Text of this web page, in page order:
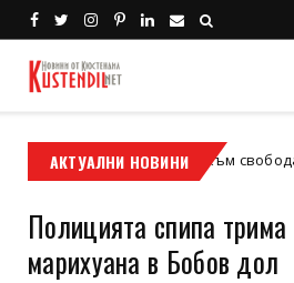
АКТУАЛНИ НОВИНИ
Кой е твоят билет към свободата –
Полицията спипа
марихуана в Бобов дол